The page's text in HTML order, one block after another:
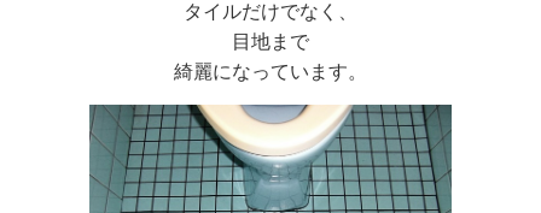
タイルだけでなく、
目地まで
綺麗になっています。